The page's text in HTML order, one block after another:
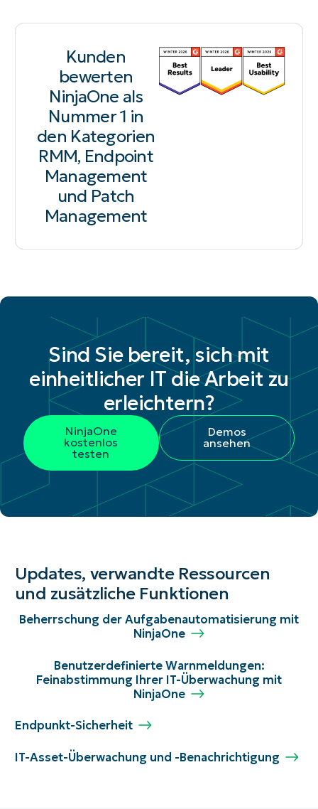
Kunden
bewerten
NinjaOne als
Nummer 1 in
den Kategorien
RMM, Endpoint
Management
und Patch
Management
Sind Sie bereit, sich mit
einheitlicher IT die Arbeit zu
erleichtern?
NinjaOne
kostenlos
testen
Demos
ansehen
Updates, verwandte Ressourcen
und zusätzliche Funktionen
Beherrschung der Aufgabenautomatisierung mit
NinjaOne
Benutzerdefinierte Warnmeldungen:
Feinabstimmung Ihrer IT-Überwachung mit
NinjaOne
Endpunkt-Sicherheit
IT-Asset-Überwachung und -Benachrichtigung